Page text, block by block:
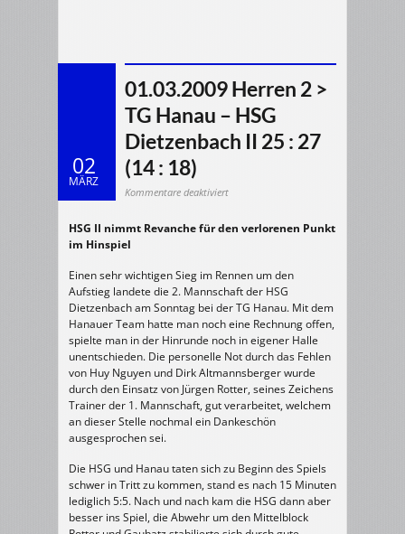
02
MÄRZ
01.03.2009 Herren 2 >
TG Hanau – HSG
Dietzenbach II 25 : 27
(14 : 18)
Kommentare deaktiviertfür
>
TG
Dietzenbach
II
25
:
27
(14
:
18)
HSG II nimmt Revanche für den verlorenen Punkt
im Hinspiel
Einen sehr wichtigen Sieg im Rennen um den
Aufstieg landete die 2. Mannschaft der HSG
Dietzenbach am Sonntag bei der TG Hanau. Mit dem
Hanauer Team hatte man noch eine Rechnung offen,
spielte man in der Hinrunde noch in eigener Halle
unentschieden. Die personelle Not durch das Fehlen
von Huy Nguyen und Dirk Altmannsberger wurde
durch den Einsatz von Jürgen Rotter, seines Zeichens
Trainer der 1. Mannschaft, gut verarbeitet, welchem
an dieser Stelle nochmal ein Dankeschön
ausgesprochen sei.
Die HSG und Hanau taten sich zu Beginn des Spiels
schwer in Tritt zu kommen, stand es nach 15 Minuten
lediglich 5:5. Nach und nach kam die HSG dann aber
besser ins Spiel, die Abwehr um den Mittelblock